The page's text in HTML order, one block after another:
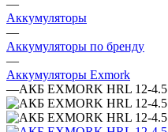
—
Аккумуляторы
—
Аккумуляторы по бренду
—
Аккумуляторы Exmork
—АКБ EXMORK HRL 12-4.5